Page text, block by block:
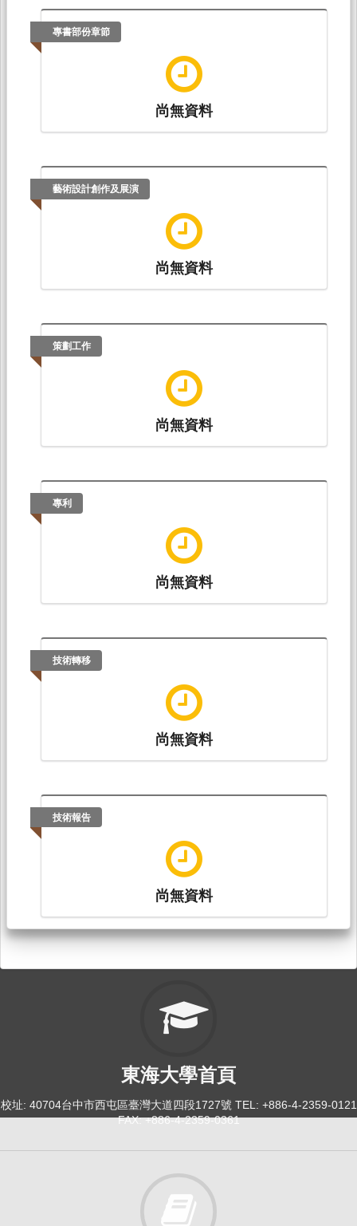
專書部份章節
尚無資料
藝術設計創作及展演
尚無資料
策劃工作
尚無資料
專利
尚無資料
技術轉移
尚無資料
技術報告
尚無資料
東海大學首頁
校址: 40704台中市西屯區臺灣大道四段1727號 TEL: +886-4-2359-0121
FAX: +886-4-2359-0361